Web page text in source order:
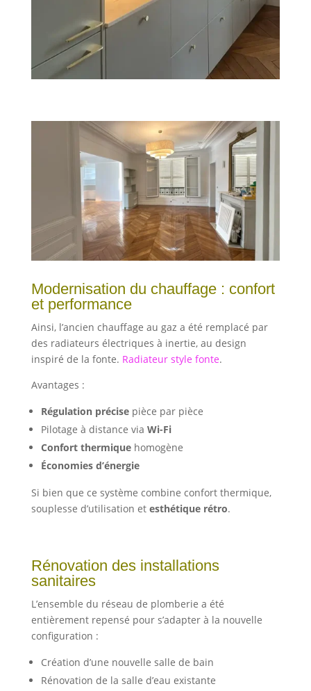
Modernisation du chauffage : confort
et performance
Ainsi, l’ancien chauffage au gaz a été remplacé par
des radiateurs électriques à inertie, au design
inspiré de la fonte. Radiateur style fonte.
Avantages :
Régulation précisepièce par pièce
Pilotage à distance via Wi-Fi
Confort thermiquehomogène
Économies d’énergie
Si bien que ce système combine confort thermique,
souplesse d’utilisation et esthétique rétro.
Rénovation des installations
sanitaires
L’ensemble du réseau de plomberie a été
entièrement repensé pour s’adapter à la nouvelle
configuration :
Création d’une nouvelle salle de bain
Rénovation de la salle d’eau existante